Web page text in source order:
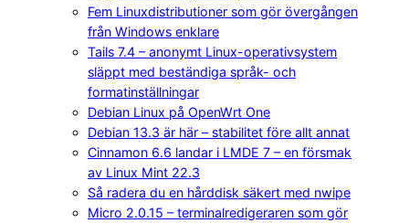
Fem Linuxdistributioner som gör övergången
från Windows enklare
Tails 7.4 – anonymt Linux-operativsystem
släppt med beständiga språk- och
formatinställningar
Debian Linux på OpenWrt One
Debian 13.3 är här – stabilitet före allt annat
Cinnamon 6.6 landar i LMDE 7 – en försmak
av Linux Mint 22.3
Så radera du en hårddisk säkert med nwipe
Micro 2.0.15 – terminalredigeraren som gör